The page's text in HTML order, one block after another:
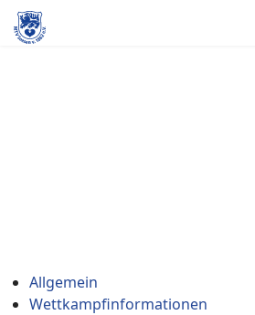
Allgemein
Wettkampfinformationen